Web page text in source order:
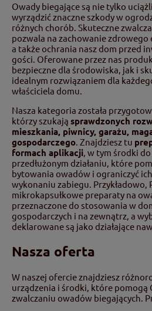
Owady biegające są nie tylko
wyrządzić znaczne szkody w
różnych chorób. Skuteczne
pozwala na zachowanie
a także ochrania nasz dom przed
gości. Oferowane przez nas
bezpieczne dla środowiska, jak i
idealnym rozwiązaniem dla
właściciela domu.
Nasza kategoria została
którzy szukają sprawdzonych
mieszkania, piwnicy, garażu,
gospodarczego. Znajdziesz tu
formach aplikacji, w tym środki
przedłużonym działaniu, które
bytowania owadów i ograniczyć
wykonaniu zabiegu. Przykładowo,
mikrokapsułkowe preparaty na
przeznaczone do stosowania w
gospodarczych i na zewnątrz, a
deklarowane są jako działające
Nasza oferta
W naszej ofercie znajdziesz
urządzenia i środki, które pomogą
zwalczaniu owadów biegających.